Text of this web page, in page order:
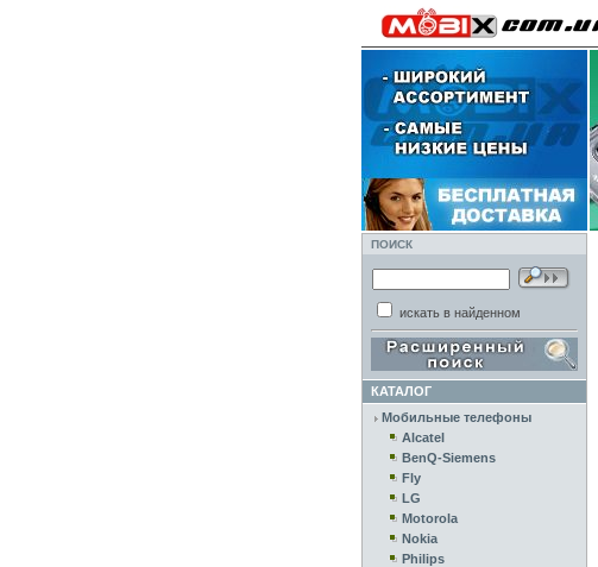
ПОИСК
искать в найденном
КАТАЛОГ
Мобильные телефоны
Alcatel
BenQ-Siemens
Fly
LG
Motorola
Nokia
Philips